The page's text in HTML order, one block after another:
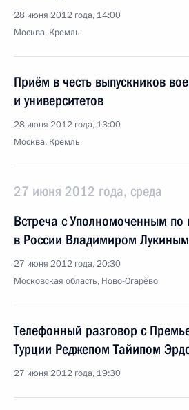
28 июня 2012 года, 14:00
Москва, Кремль
Приём в честь выпускников
и университетов
28 июня 2012 года, 13:00
Москва, Кремль
27 июня 2012 года, среда
Встреча с Уполномоченным по
в России Владимиром Лукиным
27 июня 2012 года, 20:30
Московская область, Ново-Огарёво
Телефонный разговор с
Турции Реджепом Тайипом
27 июня 2012 года, 19:30